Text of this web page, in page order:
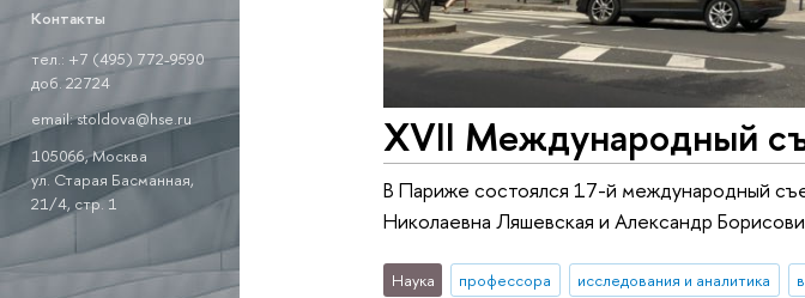
Контакты
тел.: +7 (495) 772-9590
доб. 22724
email: stoldova@hse.ru
105066, Москва
ул. Старая Басманная,
21/4, стр. 1
XVII Mеждународный
В Париже состоялся 17-й международный
Николаевна Ляшевская и Александр
Наука профессора исследования и аналитика